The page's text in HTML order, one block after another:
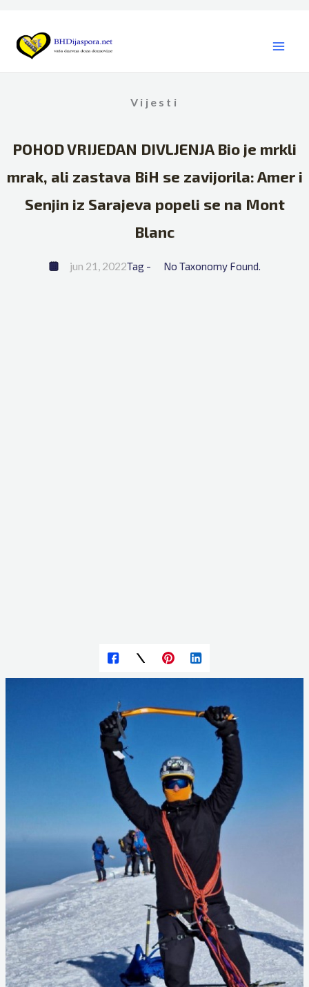
content
Vijesti
POHOD VRIJEDAN DIVLJENJA Bio je mrkli
mrak, ali zastava BiH se zavijorila: Amer i
Senjin iz Sarajeva popeli se na Mont
Blanc
jun 21, 2022Tag - No Taxonomy Found.